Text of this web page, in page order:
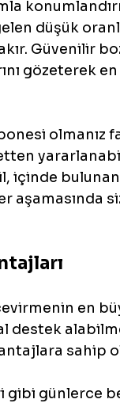
düşük
Güvenilir
gözeterek
olmanız
içinde
aşamasında
en
destek
sahip
gibi günlerce